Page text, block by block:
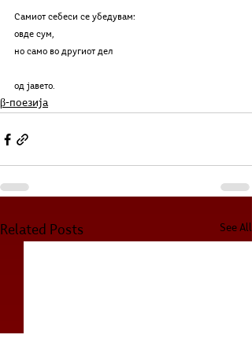
Самиот себеси се убедувам:
овде сум,
но само во другиот дел
од јавето.
β-поезија
Related Posts See All